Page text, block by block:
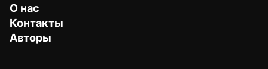
О нас
Контакты
Авторы